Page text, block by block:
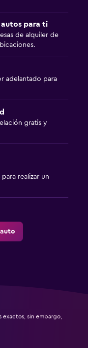
autos para ti
de alquiler de
adelantado para
gratis y
para realizar un
sin embargo,